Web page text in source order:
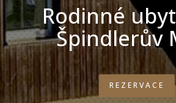
Rodinné
Špindlerův
REZERVACE